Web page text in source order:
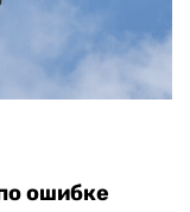
ошибке